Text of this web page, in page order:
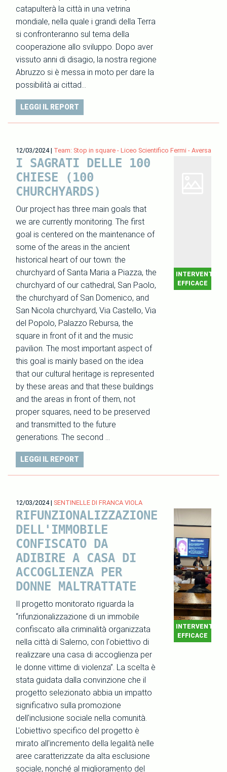
catapulterà la città in una vetrina
mondiale, nella quale i grandi della Terra
si confronteranno sul tema della
cooperazione allo sviluppo. Dopo aver
vissuto anni di disagio, la nostra regione
Abruzzo si è messa in moto per dare la
possibilità ai cittad…
LEGGI IL REPORT
12/03/2024| Team: Stop in square - Liceo Scientifico Fermi - Aversa
I SAGRATI DELLE 100
CHIESE (100
CHURCHYARDS)
Our project has three main goals that
we are currently monitoring. The first
goal is centered on the maintenance of
some of the areas in the ancient
historical heart of our town: the
churchyard of Santa Maria a Piazza, the
churchyard of our cathedral, San Paolo,
the churchyard of San Domenico, and
San Nicola churchyard, Via Castello, Via
del Popolo, Palazzo Rebursa, the
square in front of it and the music
pavilion. The most important aspect of
this goal is mainly based on the idea
that our cultural heritage is represented
by these areas and that these buildings
and the areas in front of them, not
proper squares, need to be preserved
and transmitted to the future
generations. The second …
INTERVENTO
EFFICACE
LEGGI IL REPORT
12/03/2024| SENTINELLE DI FRANCA VIOLA
RIFUNZIONALIZZAZIONE
DELL'IMMOBILE
CONFISCATO DA
ADIBIRE A CASA DI
ACCOGLIENZA PER
DONNE MALTRATTATE
Il progetto monitorato riguarda la
“rifunzionalizzazione di un immobile
confiscato alla criminalità organizzata
nella città di Salerno, con l'obiettivo di
realizzare una casa di accoglienza per
le donne vittime di violenza”. La scelta è
stata guidata dalla convinzione che il
progetto selezionato abbia un impatto
significativo sulla promozione
dell'inclusione sociale nella comunità.
L'obiettivo specifico del progetto è
mirato all'incremento della legalità nelle
aree caratterizzate da alta esclusione
sociale, nonché al miglioramento del
INTERVENTO
EFFICACE